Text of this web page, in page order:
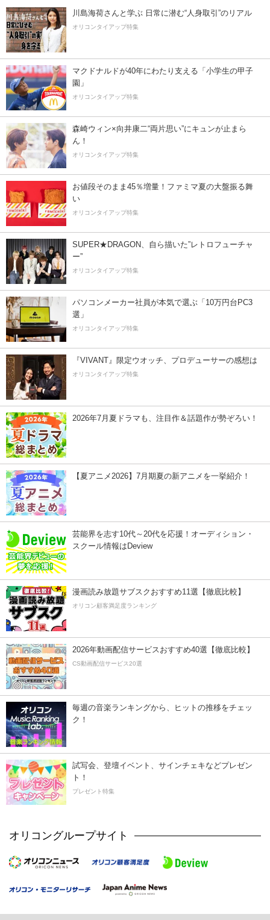
川島海荷さんと学ぶ 日常に潜む“人身取引”のリアル
オリコンタイアップ特集
マクドナルドが40年にわたり支える「小学生の甲子
園」
オリコンタイアップ特集
森崎ウィン×向井康二“両片思い”にキュンが止まら
ん！
オリコンタイアップ特集
お値段そのまま45％増量！ファミマ夏の大盤振る舞
い
オリコンタイアップ特集
SUPER★DRAGON、自ら描いた”レトロフューチャ
ー”
オリコンタイアップ特集
パソコンメーカー社員が本気で選ぶ「10万円台PC3
選」
オリコンタイアップ特集
『VIVANT』限定ウオッチ、プロデューサーの感想は
オリコンタイアップ特集
2026年7月夏ドラマも、注目作＆話題作が勢ぞろい！
【夏アニメ2026】7月期夏の新アニメを一挙紹介！
芸能界を志す10代～20代を応援！オーディション・
スクール情報はDeview
漫画読み放題サブスクおすすめ11選【徹底比較】
オリコン顧客満足度ランキング
2026年動画配信サービスおすすめ40選【徹底比較】
CS動画配信サービス20選
毎週の音楽ランキングから、ヒットの推移をチェッ
ク！
試写会、登壇イベント、サインチェキなどプレゼン
ト！
プレゼント特集
オリコングループサイト